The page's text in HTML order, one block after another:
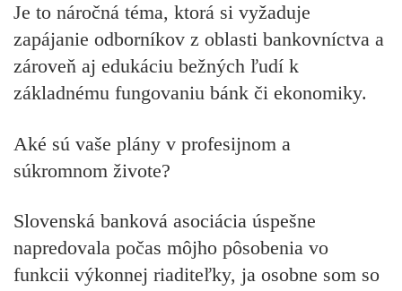
Je to náročná téma, ktorá si vyžaduje
zapájanie odborníkov z oblasti bankovníctva a
zároveň aj edukáciu bežných ľudí k
základnému fungovaniu bánk či ekonomiky.
Aké sú vaše plány v profesijnom a
súkromnom živote?
Slovenská banková asociácia úspešne
napredovala počas môjho pôsobenia vo
funkcii výkonnej riaditeľky, ja osobne som so